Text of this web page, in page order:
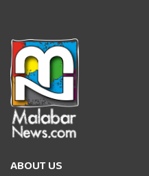
ABOUT US